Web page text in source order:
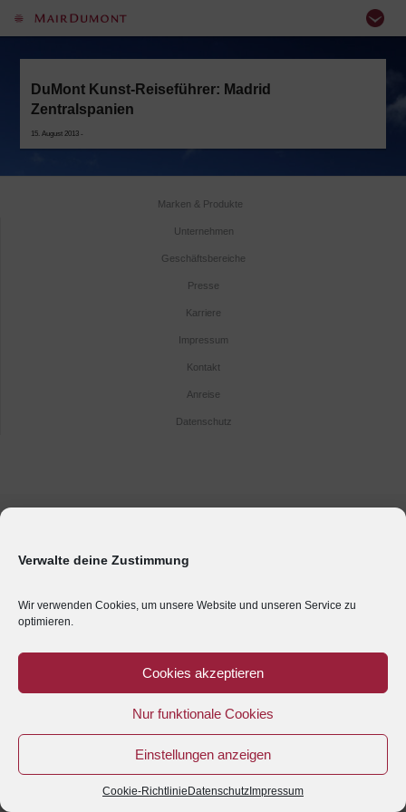
Verwalte deine Zustimmung
Wir verwenden Cookies, um unsere Website und unseren Service zu
optimieren.
Cookies akzeptieren
Nur funktionale Cookies
Einstellungen anzeigen
Cookie-Richtlinie Datenschutz Impressum
DuMont Kunst-Reiseführer: Madrid
Zentralspanien
15. August 2013 -
Marken & Produkte
Unternehmen
Geschäftsbereiche
Presse
Karriere
Impressum
Kontakt
Anreise
Datenschutz